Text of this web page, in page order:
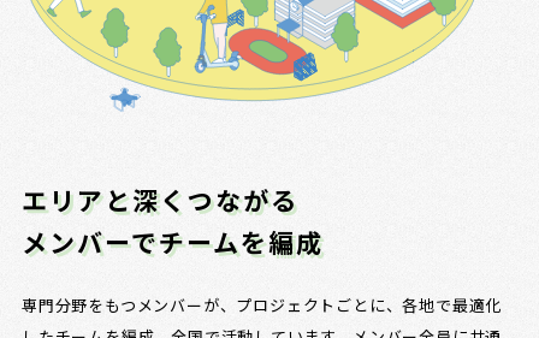
エリアと深くつながる
メンバーでチームを編成
専門分野をもつメンバーが、プロジェクトごとに、各地で最適化